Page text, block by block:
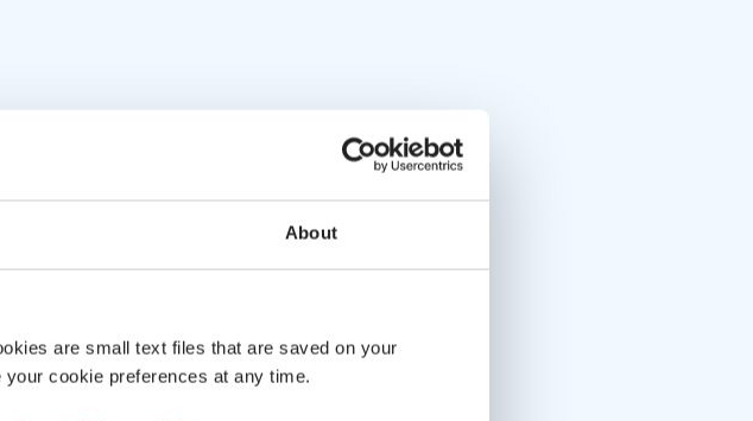
About
are small text files that are saved on your
cookie preferences at any time.